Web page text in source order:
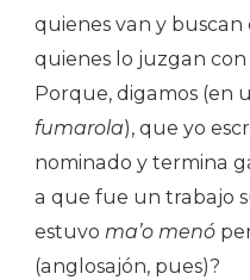
quienes van y buscan
quienes lo juzgan
Porque, digamos (en
fumarola), que yo
nominado y termina
a que fue un trabajo
estuvo ma’o menó
(anglosajón, pues)?